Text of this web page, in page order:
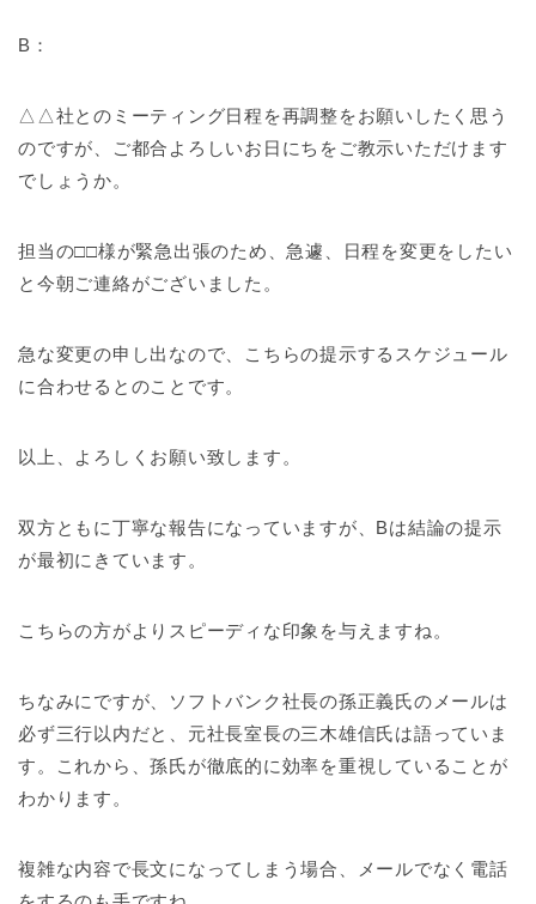
B：
△△社とのミーティング日程を再調整をお願いしたく思う
のですが、ご都合よろしいお日にちをご教示いただけます
でしょうか。
担当の□□様が緊急出張のため、急遽、日程を変更をしたい
と今朝ご連絡がございました。
急な変更の申し出なので、こちらの提示するスケジュール
に合わせるとのことです。
以上、よろしくお願い致します。
双方ともに丁寧な報告になっていますが、Bは結論の提示
が最初にきています。
こちらの方がよりスピーディな印象を与えますね。
ちなみにですが、ソフトバンク社長の孫正義氏のメールは
必ず三行以内だと、元社長室長の三木雄信氏は語っていま
す。これから、孫氏が徹底的に効率を重視していることが
わかります。
複雑な内容で長文になってしまう場合、メールでなく電話